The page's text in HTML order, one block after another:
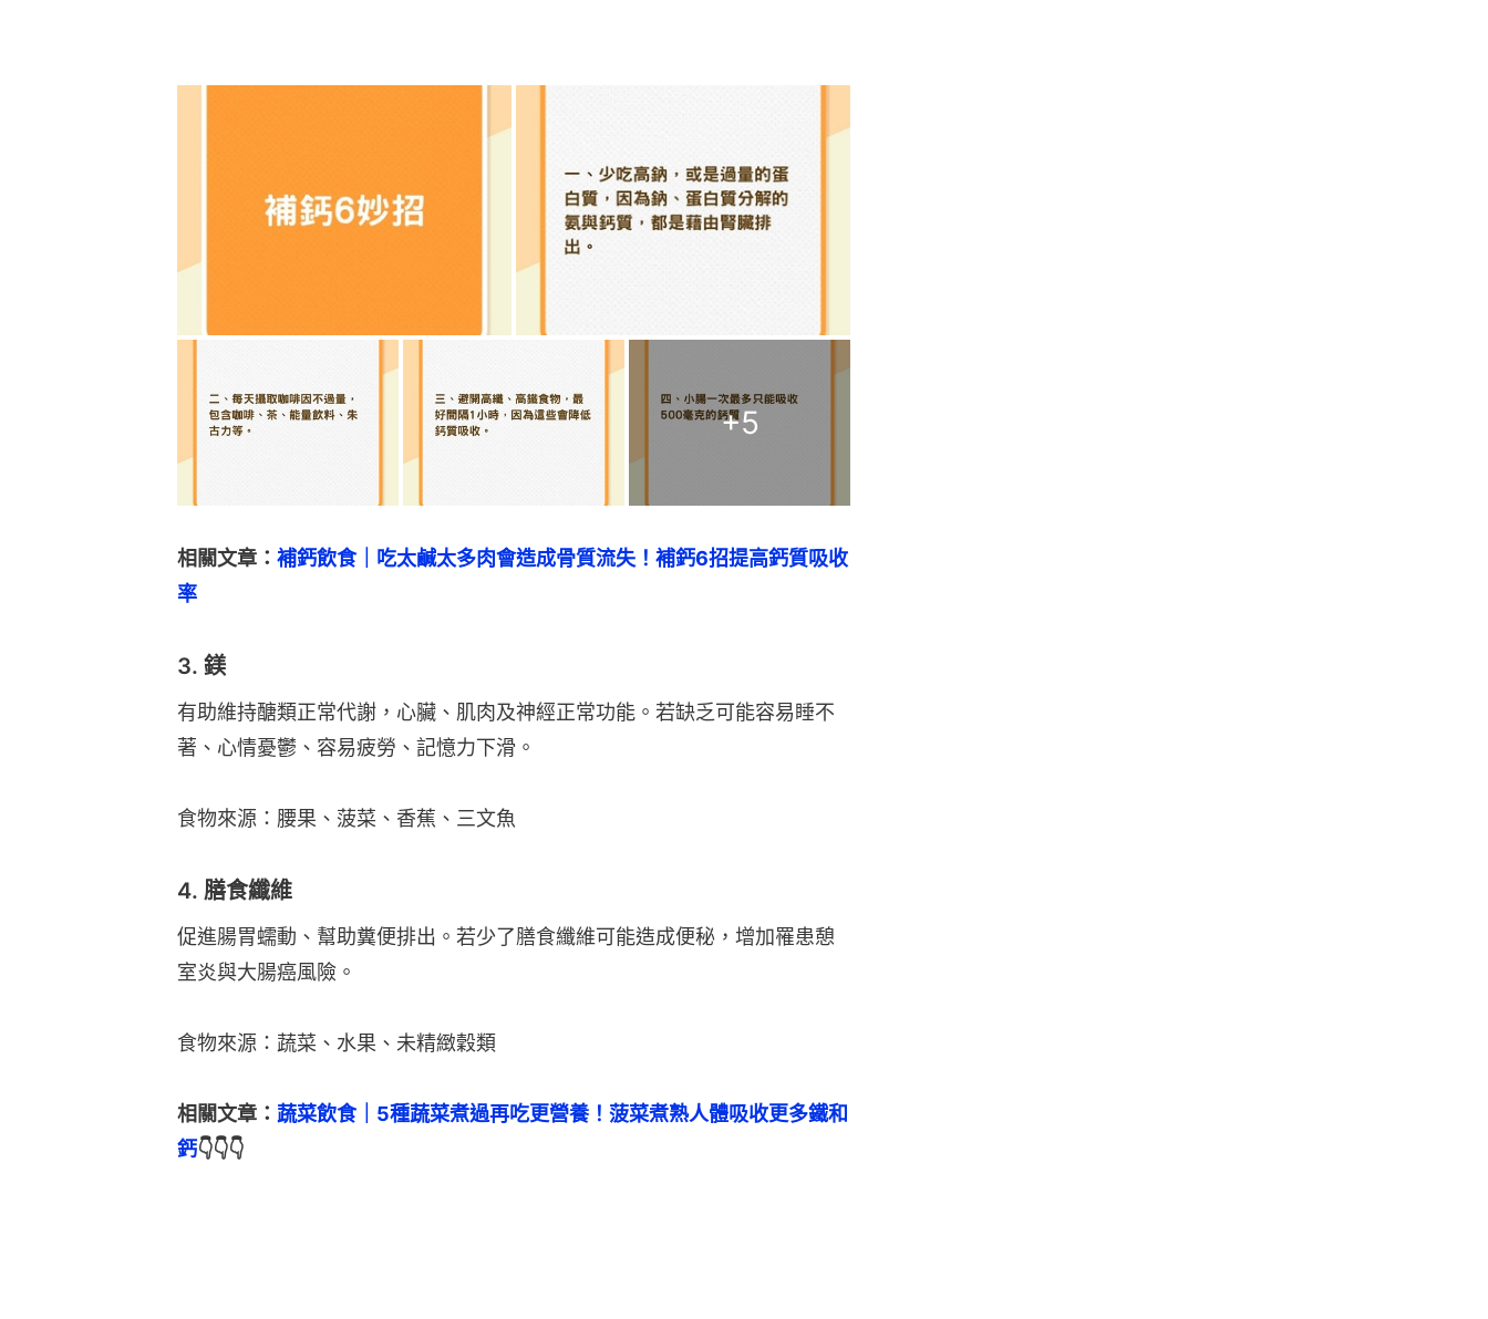
+5
相關文章： 補鈣飲食｜吃太鹹太多肉會造成骨質流失！補鈣6招提高鈣質吸收
率
3. 鎂
有助維持醣類正常代謝，心臟、肌肉及神經正常功能。若缺乏可能容易睡不
著、心情憂鬱、容易疲勞、記憶力下滑。
食物來源：腰果、菠菜、香蕉、三文魚
4. 膳食纖維
促進腸胃蠕動、幫助糞便排出。若少了膳食纖維可能造成便秘，增加罹患憩
室炎與大腸癌風險。
食物來源：蔬菜、水果、未精緻穀類
相關文章： 蔬菜飲食｜5種蔬菜煮過再吃更營養！菠菜煮熟人體吸收更多鐵和
鈣👇👇👇